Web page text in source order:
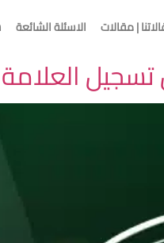
| مقالات الاسئلة الشائعة
العلامة